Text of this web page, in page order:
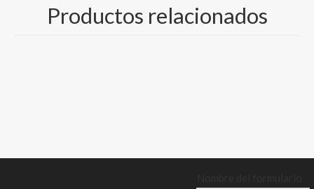
empacadoProductos relacionados